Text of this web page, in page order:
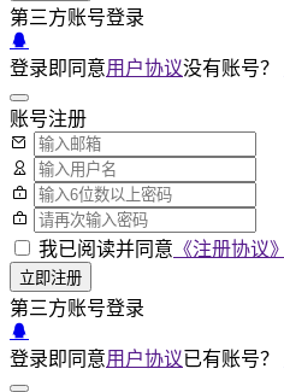
第三方账号登录
登录即同意用户协议没有账号？
账号注册
我已阅读并同意 《注册协议》
立即注册
第三方账号登录
登录即同意用户协议已有账号？